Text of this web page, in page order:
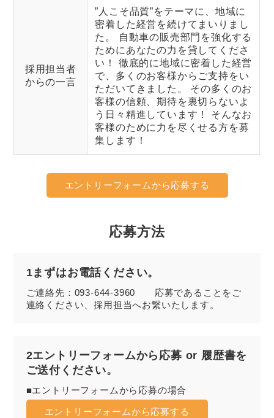
採用担当者
からの一言
”人こそ品質”をテーマに、地域に
密着した経営を続けてまいりまし
た。 自動車の販売部門を強化する
ためにあなたの力を貸してくださ
い！ 徹底的に地域に密着した経営
で、多くのお客様からご支持をい
ただいてきました。 その多くのお
客様の信頼、期待を裏切らないよ
う日々精進しています！ そんなお
客様のために力を尽くせる方を募
集します！
エントリーフォームから応募する
応募方法
1まずはお電話ください。
ご連絡先： 093-644-3960 応募であることをご
連絡ください、採用担当へお繋いたします。
2エントリーフォームから応募 or 履歴書を
ご送付ください。
■エントリーフォームから応募の場合
エントリーフォームから応募する